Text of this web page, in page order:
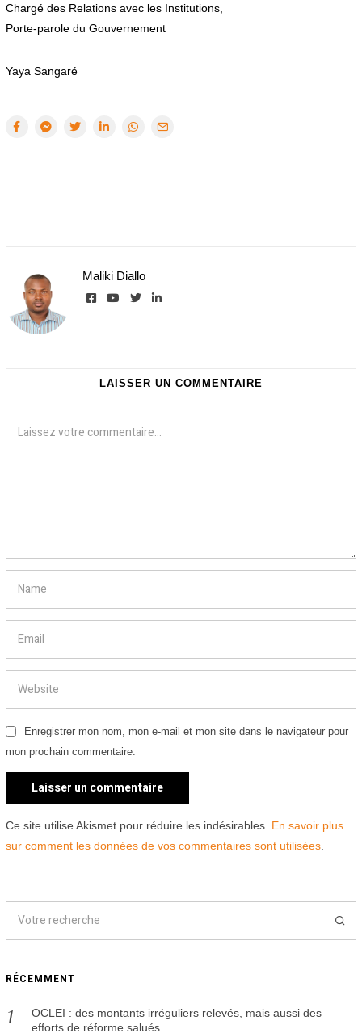
Chargé des Relations avec les Institutions,
Porte-parole du Gouvernement
Yaya Sangaré
Maliki Diallo
LAISSER UN COMMENTAIRE
Enregistrer mon nom, mon e-mail et mon site dans le navigateur pour
mon prochain commentaire.
Ce site utilise Akismet pour réduire les indésirables. En savoir plus
sur comment les données de vos commentaires sont utilisées.
RÉCEMMENT
OCLEI : des montants irréguliers relevés, mais aussi des
efforts de réforme salués